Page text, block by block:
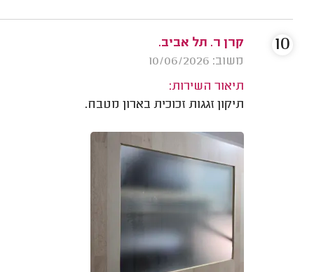
קרן ר. תל אביב.
משוב: 10/06/2026
תיאור השירות:
תיקון זגגות זכוכית בארון מטבח.
10